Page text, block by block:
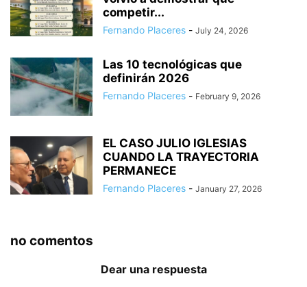
competir...
Fernando Placeres - July 24, 2026
Las 10 tecnológicas que
definirán 2026
Fernando Placeres - February 9, 2026
EL CASO JULIO IGLESIAS
CUANDO LA TRAYECTORIA
PERMANECE
Fernando Placeres - January 27, 2026
no comentos
Dear una respuesta